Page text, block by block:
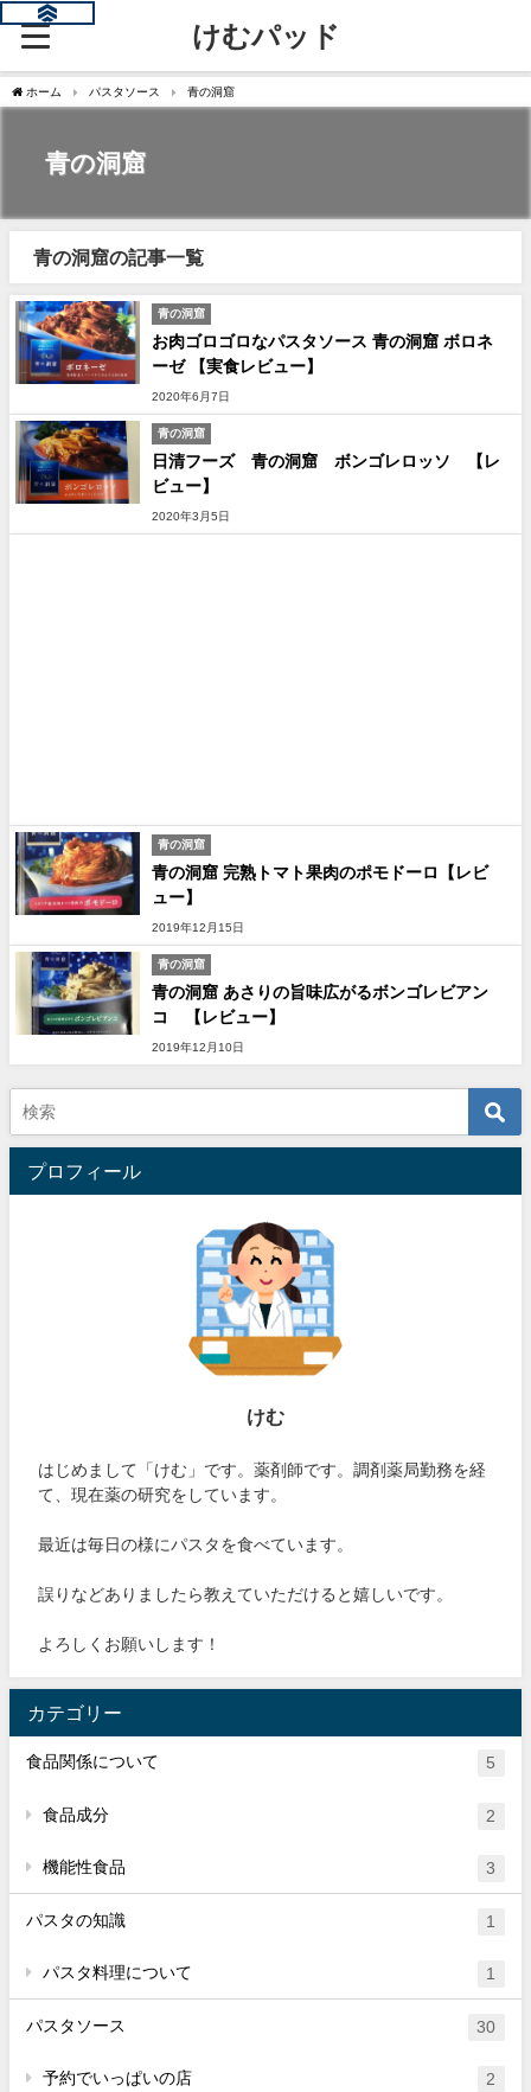
けむパッド
ホーム パスタソース 青の洞窟
青の洞窟
青の洞窟の記事一覧
青の洞窟
お肉ゴロゴロなパスタソース 青の洞窟 ボロネ
ーゼ 【実食レビュー】
2020年6月7日
青の洞窟
日清フーズ 青の洞窟 ボンゴレロッソ 【レ
ビュー】
2020年3月5日
青の洞窟
青の洞窟 完熟トマト果肉のポモドーロ【レビ
ュー】
2019年12月15日
青の洞窟
青の洞窟 あさりの旨味広がるボンゴレビアン
コ 【レビュー】
2019年12月10日
プロフィール
けむ
はじめまして「けむ」です。薬剤師です。調剤薬局勤務を経
て、現在薬の研究をしています。
最近は毎日の様にパスタを食べています。
誤りなどありましたら教えていただけると嬉しいです。
よろしくお願いします！
カテゴリー
食品関係について 5
食品成分 2
機能性食品 3
パスタの知識 1
パスタ料理について 1
パスタソース 30
予約でいっぱいの店 2